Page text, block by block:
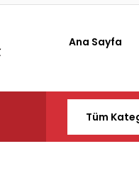
Ana Sayfa